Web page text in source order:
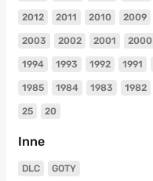
2012 2011 2010 2009
2003 2002 2001 2000
1994 1993 1992 1991
1985 1984 1983 1982
25 20
Inne
DLC GOTY